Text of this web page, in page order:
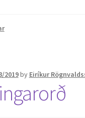
2019by Eiríkur